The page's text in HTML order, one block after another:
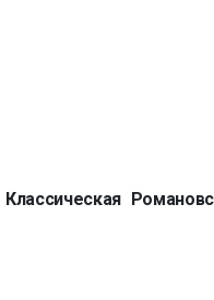
Классическая